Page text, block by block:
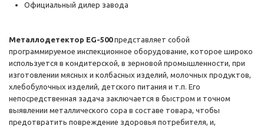
Официальный дилер завода
Металлодетектор EG-500представляет собой
программируемое инспекционное оборудование, которое широко
используется в кондитерской, в зерновой промышленности, при
изготовлении мясных и колбасных изделий, молочных продуктов,
хлебобулочных изделий, детского питания и т.п. Его
непосредственная задача заключается в быстром и точном
выявлении металлического сора в составе товара, чтобы
предотвратить повреждение здоровья потребителя, и,